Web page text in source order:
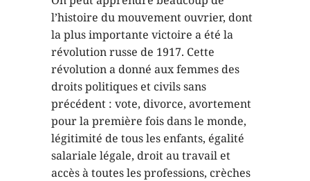
l’histoire du mouvement ouvrier, dont
la plus importante victoire a été la
révolution russe de 1917. Cette
révolution a donné aux femmes des
droits politiques et civils sans
précédent : vote, divorce, avortement
pour la première fois dans le monde,
légitimité de tous les enfants, égalité
salariale légale, droit au travail et
accès à toutes les professions, crèches